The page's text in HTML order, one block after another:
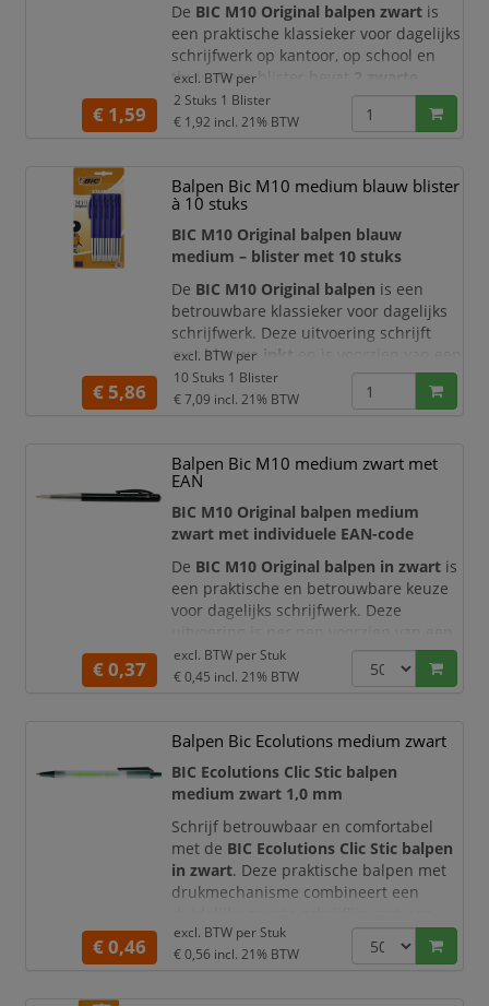
De BIC M10 Original balpen zwart is
een praktische klassieker voor dagelijks
schrijfwerk op kantoor, op school en
thuis. Deze blister bevat
2 zwarte
balpennenmet een betrouwbare
medium schrijfpunt. Het kenmerkende
dat u een losse dop hoeft te bewaren.
houder met een ron
€ 1,59
excl. BTW per
2 Stuks 1 Blister
€ 1,92 incl. 21% BTW
Balpen Bic M10 medium blauw blister
à 10 stuks
BIC M10 Original balpen blauw
medium – blister met 10 stuks
De BIC M10 Original balpen is een
betrouwbare klassieker voor dagelijks
schrijfwerk. Deze uitvoering schrijft
met blauwe inkt
praktische, zijdelings bedienbare
drukknop. Hierdoor trekt u de penpunt
blauwe balpennenen is ideaal voor
kantoren, scholen, recepties,
magazijnen en thuiswerkp
€ 5,86
excl. BTW per
10 Stuks 1 Blister
€ 7,09 incl. 21% BTW
Balpen Bic M10 medium zwart met
EAN
BIC M10 Original balpen medium
zwart met individuele EAN-code
De BIC M10 Original balpen in zwart is
een praktische en betrouwbare keuze
voor dagelijks schrijfwerk. Deze
individuele EAN-code
en is daardoor
bijzonder geschikt voor winkels,
registreren of verkopen. De zwarte inkt,
comfortabele houder en het
karakteristieke zijdelingse kli
€ 0,37
excl. BTW per Stuk
€ 0,45 incl. 21% BTW
Balpen Bic Ecolutions medium zwart
BIC Ecolutions Clic Stic balpen
medium zwart 1,0 mm
Schrijf betrouwbaar en comfortabel
met de BIC Ecolutions Clic Stic balpen
in zwart. Deze praktische balpen met
drukmechanisme combineert een
houder die voor
62% uit gerecycled
materiaalis vervaardigd. Hierdoor is
€ 0,46
excl. BTW per Stuk
€ 0,56 incl. 21% BTW